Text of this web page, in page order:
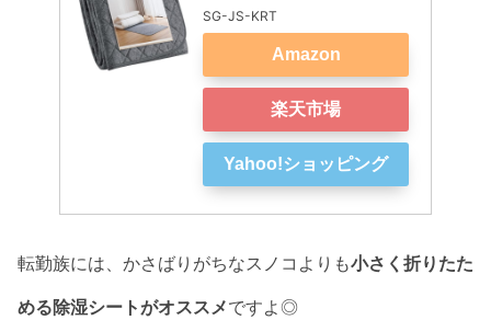
SG-JS-KRT
Amazon
楽天市場
Yahoo!ショッピング
転勤族には、かさばりがちなスノコよりも小さく折りたた
める除湿シートがオススメですよ◎